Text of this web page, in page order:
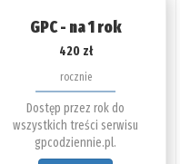
GPC - na 1 rok
420 zł
rocznie
Dostęp przez rok do
wszystkich treści serwisu
gpcodziennie.pl.